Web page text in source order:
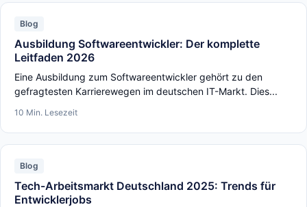
Blog
Ausbildung Softwareentwickler: Der komplette
Leitfaden 2026
Eine Ausbildung zum Softwareentwickler gehört zu den
gefragtesten Karrierewegen im deutschen IT-Markt. Dies...
10 Min. Lesezeit
Blog
Tech-Arbeitsmarkt Deutschland 2025: Trends für
Entwicklerjobs